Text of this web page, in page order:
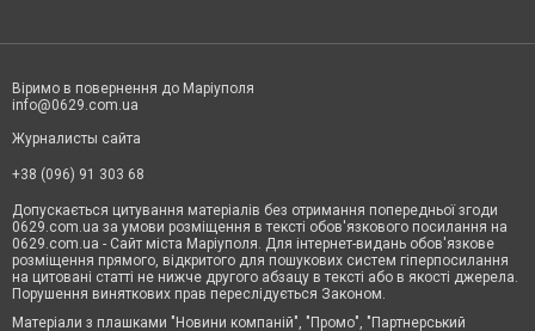
Віримо в повернення до Маріуполя
info@0629.com.ua
Журналисты сайта
+38 (096) 91 303 68
Допускається цитування матеріалів без отримання попередньої згоди
0629.com.ua за умови розміщення в тексті обов'язкового посилання на
0629.com.ua - Сайт міста Маріуполя. Для інтернет-видань обов'язкове
розміщення прямого, відкритого для пошукових систем гіперпосилання
на цитовані статті не нижче другого абзацу в тексті або в якості джерела.
Порушення виняткових прав переслідується Законом.
Матеріали з плашками "Новини компаній", "Промо", "Партнерський